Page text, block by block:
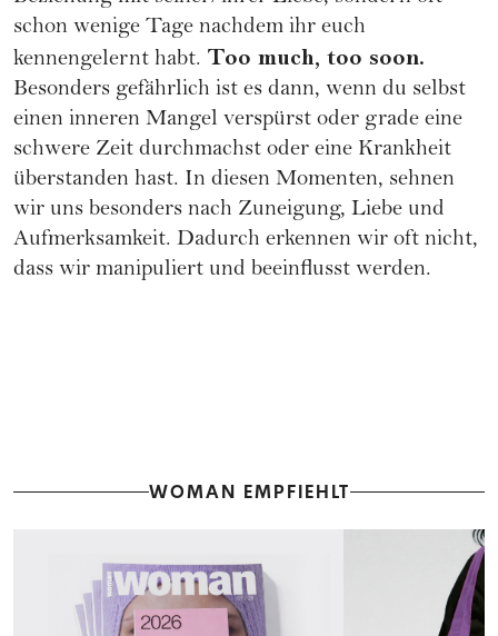
schon wenige Tage nachdem ihr euch
kennengelernt habt. Too much, too soon.
Besonders gefährlich ist es dann, wenn du selbst
einen inneren Mangel verspürst oder grade eine
schwere Zeit durchmachst oder eine Krankheit
überstanden hast. In diesen Momenten, sehnen
wir uns besonders nach Zuneigung, Liebe und
Aufmerksamkeit. Dadurch erkennen wir oft nicht,
dass wir manipuliert und beeinflusst werden.
WOMAN EMPFIEHLT